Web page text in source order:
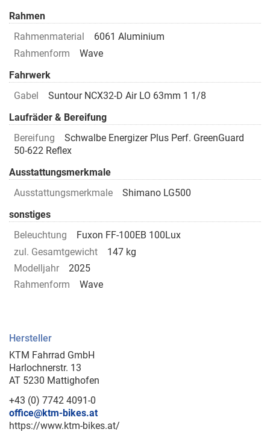
Rahmen
Rahmenmaterial
6061 Aluminium
Rahmenform
Wave
Fahrwerk
Gabel
Suntour NCX32-D Air LO 63mm 1 1/8
Laufräder & Bereifung
Bereifung
Schwalbe Energizer Plus Perf. GreenGuard
50-622 Reflex
Ausstattungsmerkmale
Ausstattungsmerkmale
Shimano LG500
sonstiges
Beleuchtung
Fuxon FF-100EB 100Lux
zul. Gesamtgewicht
147 kg
Modelljahr
2025
Rahmenform
Wave
Hersteller
KTM Fahrrad GmbH
Harlochnerstr. 13
AT 5230 Mattighofen
+43 (0) 7742 4091-0
office@ktm-bikes.at
https://www.ktm-bikes.at/